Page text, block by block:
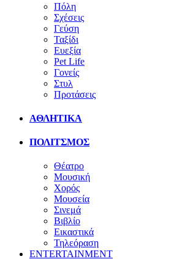
Πόλη
Σχέσεις
Γεύση
Ταξίδι
Ευεξία
Pet Life
Γονείς
Στυλ
Προτάσεις
ΑΘΛΗΤΙΚΑ
ΠΟΛΙΤΣΜΟΣ
Θέατρο
Μουσική
Χορός
Μουσεία
Σινεμά
Βιβλίο
Εικαστικά
Τηλεόραση
ENTERTAINMENT